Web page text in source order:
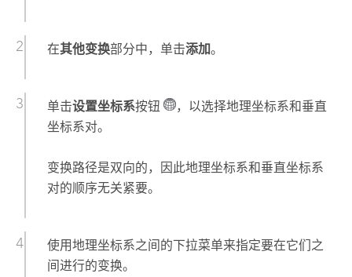
在其他变换部分中，单击添加。
单击设置坐标系按钮
，以选择地理坐标系和垂直
坐标系对。
变换路径是双向的，因此地理坐标系和垂直坐标系
对的顺序无关紧要。
使用地理坐标系之间的下拉菜单来指定要在它们之
间进行的变换。